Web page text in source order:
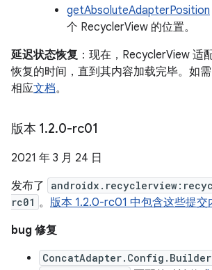
getAbsoluteAdapterPosition
个 RecyclerView 的位置。
延迟状态恢复 ：现在，RecyclerView 适
恢复的时间，直到其内容加载完毕。如
相应文档。
版本 1.2.0-rc01
2021 年 3 月 24 日
发布了
rc01 。 版本 1.2.0-rc01 中包含这些提交
bug 修复
ConcatAdapter.Config.Builder